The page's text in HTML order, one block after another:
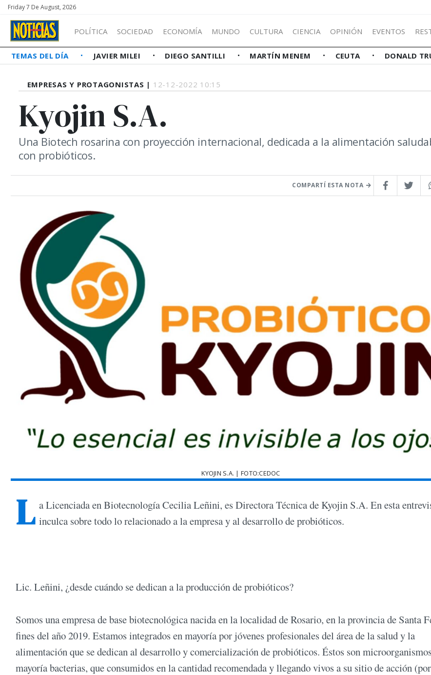
Friday 7 De August, 2026
POLÍTICA SOCIEDAD ECONOMÍA MUNDO CULTURA CIENCIA OPINIÓN EVENTOS
TEMAS DEL DÍA JAVIER MILEI DIEGO SANTILLI MARTÍN MENEM CEUTA DONALD
EMPRESAS Y PROTAGONISTAS | 12-12-2022 10:15
Kyojin S.A.
Una Biotech rosarina con proyección internacional, dedicada a la alimentación
con probióticos.
COMPARTÍ ESTA NOTA
KYOJIN S.A. | FOTO:CEDOC
L a Licenciada en Biotecnología Cecilia Leñini, es Directora Técnica de Kyojin S.A. En esta
inculca sobre todo lo relacionado a la empresa y al desarrollo de probióticos.
Lic. Leñini, ¿desde cuándo se dedican a la producción de probióticos?
Somos una empresa de base biotecnológica nacida en la localidad de Rosario, en la provincia de Santa
fines del año 2019. Estamos integrados en mayoría por jóvenes profesionales del área de la salud y la
alimentación que se dedican al desarrollo y comercialización de probióticos. Éstos son
mayoría bacterias, que consumidos en la cantidad recomendada y llegando vivos a su sitio de acción (por